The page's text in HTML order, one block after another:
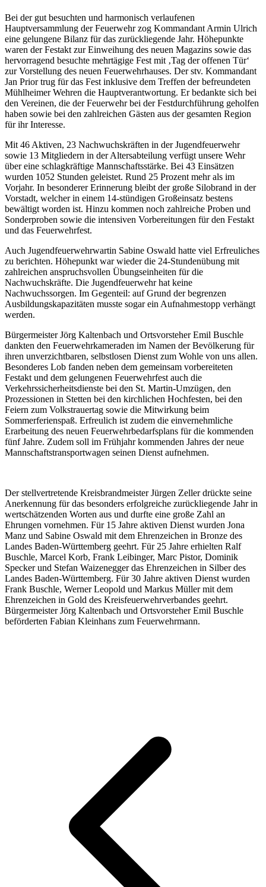
Bei der gut besuchten und harmonisch verlaufenen
Hauptversammlung der Feuerwehr zog Kommandant Armin Ulrich
eine gelungene Bilanz für das zurückliegende Jahr. Höhepunkte
waren der Festakt zur Einweihung des neuen Magazins sowie das
hervorragend besuchte mehrtägige Fest mit ‚Tag der offenen Tür‘
zur Vorstellung des neuen Feuerwehrhauses. Der stv. Kommandant
Jan Prior trug für das Fest inklusive dem Treffen der befreundeten
Mühlheimer Wehren die Hauptverantwortung. Er bedankte sich bei
den Vereinen, die der Feuerwehr bei der Festdurchführung geholfen
haben sowie bei den zahlreichen Gästen aus der gesamten Region
für ihr Interesse.
Mit 46 Aktiven, 23 Nachwuchskräften in der Jugendfeuerwehr
sowie 13 Mitgliedern in der Altersabteilung verfügt unsere Wehr
über eine schlagkräftige Mannschaftsstärke. Bei 43 Einsätzen
wurden 1052 Stunden geleistet. Rund 25 Prozent mehr als im
Vorjahr. In besonderer Erinnerung bleibt der große Silobrand in der
Vorstadt, welcher in einem 14-stündigen Großeinsatz bestens
bewältigt worden ist. Hinzu kommen noch zahlreiche Proben und
Sonderproben sowie die intensiven Vorbereitungen für den Festakt
und das Feuerwehrfest.
Auch Jugendfeuerwehrwartin Sabine Oswald hatte viel Erfreuliches
zu berichten. Höhepunkt war wieder die 24-Stundenübung mit
zahlreichen anspruchsvollen Übungseinheiten für die
Nachwuchskräfte. Die Jugendfeuerwehr hat keine
Nachwuchssorgen. Im Gegenteil: auf Grund der begrenzen
Ausbildungskapazitäten musste sogar ein Aufnahmestopp verhängt
werden.
Bürgermeister Jörg Kaltenbach und Ortsvorsteher Emil Buschle
dankten den Feuerwehrkameraden im Namen der Bevölkerung für
ihren unverzichtbaren, selbstlosen Dienst zum Wohle von uns allen.
Besonderes Lob fanden neben dem gemeinsam vorbereiteten
Festakt und dem gelungenen Feuerwehrfest auch die
Verkehrssicherheitsdienste bei den St. Martin-Umzügen, den
Prozessionen in Stetten bei den kirchlichen Hochfesten, bei den
Feiern zum Volkstrauertag sowie die Mitwirkung beim
Sommerferienspaß. Erfreulich ist zudem die einvernehmliche
Erarbeitung des neuen Feuerwehrbedarfsplans für die kommenden
fünf Jahre. Zudem soll im Frühjahr kommenden Jahres der neue
Mannschaftstransportwagen seinen Dienst aufnehmen.
Der stellvertretende Kreisbrandmeister Jürgen Zeller drückte seine
Anerkennung für das besonders erfolgreiche zurückliegende Jahr in
wertschätzenden Worten aus und durfte eine große Zahl an
Ehrungen vornehmen. Für 15 Jahre aktiven Dienst wurden Jona
Manz und Sabine Oswald mit dem Ehrenzeichen in Bronze des
Landes Baden-Württemberg geehrt. Für 25 Jahre erhielten Ralf
Buschle, Marcel Korb, Frank Leibinger, Marc Pistor, Dominik
Specker und Stefan Waizenegger das Ehrenzeichen in Silber des
Landes Baden-Württemberg. Für 30 Jahre aktiven Dienst wurden
Frank Buschle, Werner Leopold und Markus Müller mit dem
Ehrenzeichen in Gold des Kreisfeuerwehrverbandes geehrt.
Bürgermeister Jörg Kaltenbach und Ortsvorsteher Emil Buschle
beförderten Fabian Kleinhans zum Feuerwehrmann.